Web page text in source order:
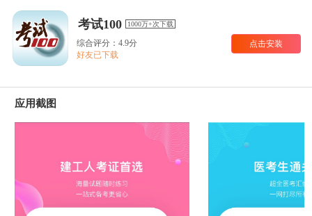
考试100 1000万+次下载
综合评分：4.9分
好友已下载
点击安装
应用截图